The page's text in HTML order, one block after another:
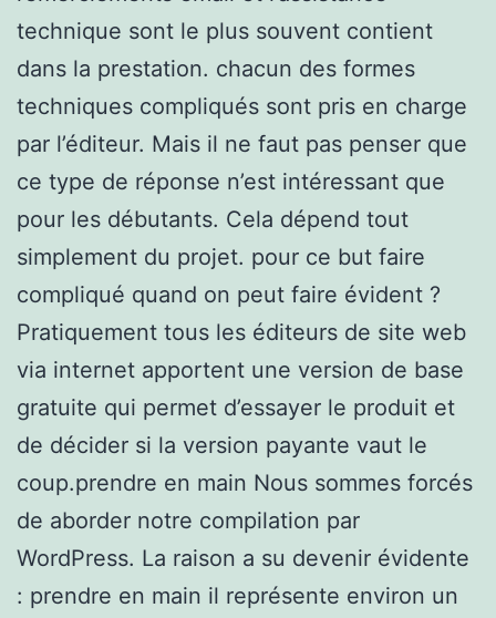
technique sont le plus souvent contient
dans la prestation. chacun des formes
techniques compliqués sont pris en charge
par l’éditeur. Mais il ne faut pas penser que
ce type de réponse n’est intéressant que
pour les débutants. Cela dépend tout
simplement du projet. pour ce but faire
compliqué quand on peut faire évident ?
Pratiquement tous les éditeurs de site web
via internet apportent une version de base
gratuite qui permet d’essayer le produit et
de décider si la version payante vaut le
coup.prendre en main Nous sommes forcés
de aborder notre compilation par
WordPress. La raison a su devenir évidente
: prendre en main il représente environ un